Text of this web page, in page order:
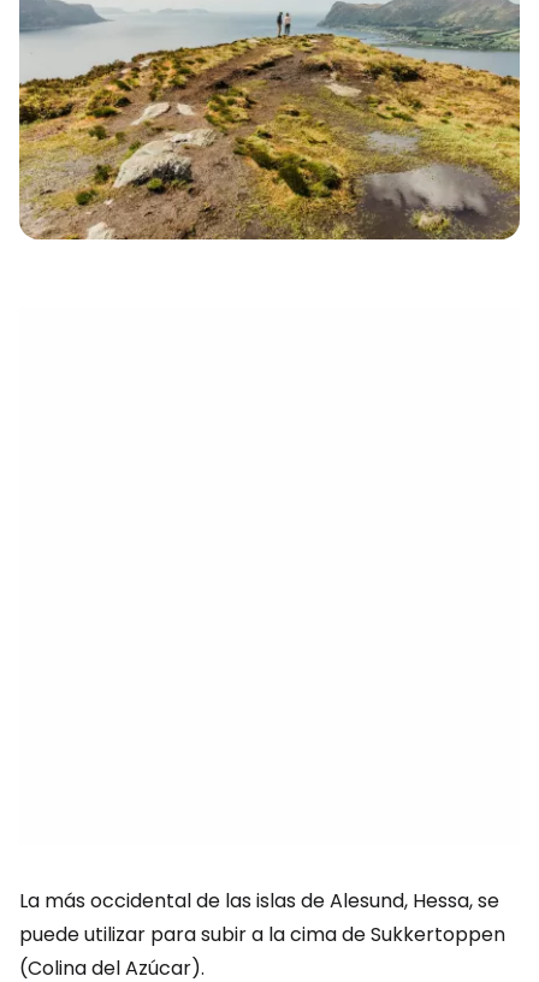
La más occidental de las islas de Alesund, Hessa, se
puede utilizar para subir a la cima de Sukkertoppen
(Colina del Azúcar).